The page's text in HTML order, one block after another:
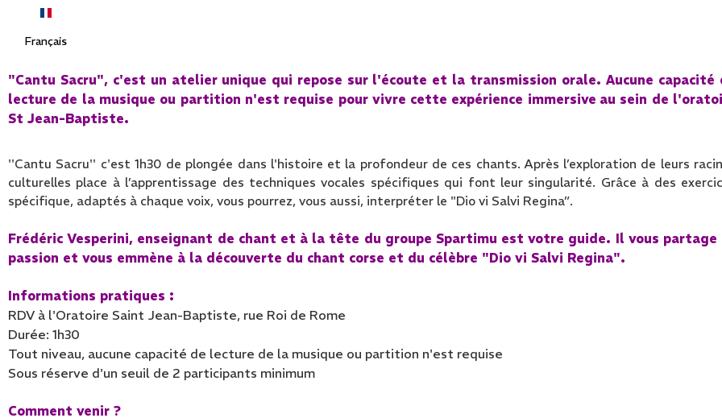
Français
"Cantu Sacru", c'est un atelier unique qui repose sur l'écoute et la transmission orale. Aucune capacité
lecture de la musique ou partition n'est requise pour vivre cette expérience immersive au sein de
St Jean-Baptiste.
''Cantu Sacru'' c'est 1h30 de plongée dans l'histoire et la profondeur de ces chants. Après l’exploration de leurs
culturelles place à l’apprentissage des techniques vocales spécifiques qui font leur singularité. Grâce à des
spécifique, adaptés à chaque voix, vous pourrez, vous aussi, interpréter le "Dio vi Salvi Regina”.
FrédéricVesperini, enseignant de chant et à la tête du groupe Spartimu est votre guide. Il vous partage
passion et vous emmène à la découverte du chant corse et du célèbre "Dio vi Salvi Regina".
Informations pratiques :
RDV à l'Oratoire Saint Jean-Baptiste, rue Roi de Rome
Durée: 1h30
Tout niveau, aucune capacité de lecture de la musique ou partition n'est requise
Sous réserve d'un seuil de 2 participants minimum
Comment venir ?